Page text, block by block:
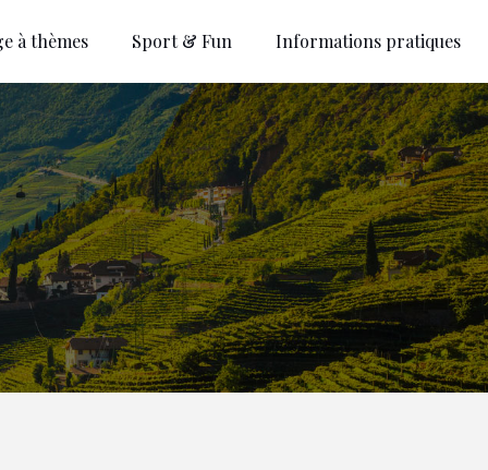
à thèmes Sport & Fun Informations pratiques